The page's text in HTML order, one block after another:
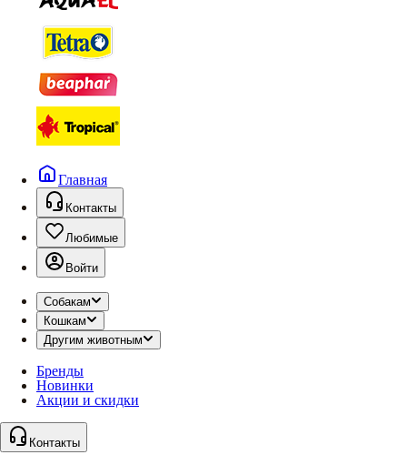
Главная
Контакты
Любимые
Войти
Собакам
Кошкам
Другим животным
Бренды
Новинки
Акции и скидки
Контакты